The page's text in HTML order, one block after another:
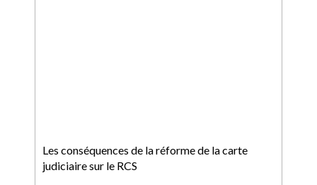
Les conséquences de la réforme de la carte
judiciaire sur le RCS